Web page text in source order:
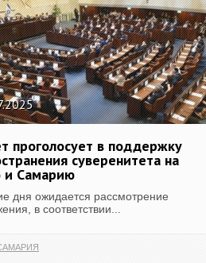
проголосует в поддержку
суверенитета на
Самарию
дня ожидается рассмотрение
в соответствии...